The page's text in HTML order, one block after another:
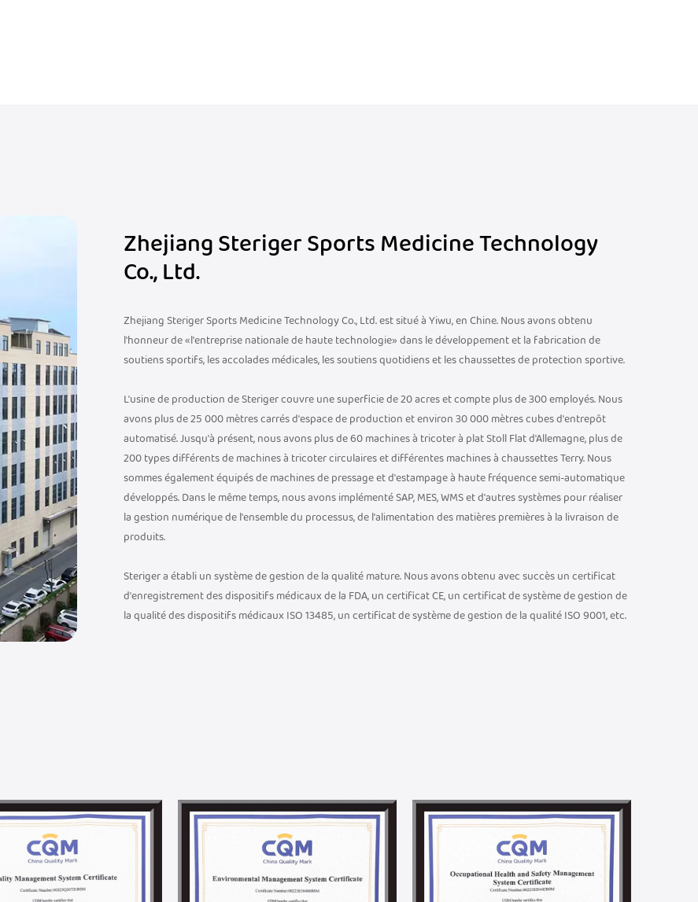
que vous faisiez du vélo, que vous jouiez au football ou que vous souteniez des poids, le
Avec des avantages tels que l'amélioration de la circulation, la réduction de la fatigue
de mollet pendant une activité physique intense, le manchon du mollet est un investissement
Zhejiang Steriger Sports Medicine Technology
Co., Ltd.
Zhejiang Steriger Sports Medicine Technology Co., Ltd. est situé à Yiwu, en Chine. Nous avons obtenu
l'honneur de «l'entreprise nationale de haute technologie» dans le développement et la fabrication de
soutiens sportifs, les accolades médicales, les soutiens quotidiens et les chaussettes de protection sportive.
L'usine de production de Steriger couvre une superficie de 20 acres et compte plus de 300 employés. Nous
avons plus de 25 000 mètres carrés d'espace de production et environ 30 000 mètres cubes d'entrepôt
automatisé. Jusqu'à présent, nous avons plus de 60 machines à tricoter à plat Stoll Flat d'Allemagne, plus de
200 types différents de machines à tricoter circulaires et différentes machines à chaussettes Terry. Nous
sommes également équipés de machines de pressage et d'estampage à haute fréquence semi-automatique
développés. Dans le même temps, nous avons implémenté SAP, MES, WMS et d'autres systèmes pour réaliser
la gestion numérique de l'ensemble du processus, de l'alimentation des matières premières à la livraison de
produits.
Steriger a établi un système de gestion de la qualité mature. Nous avons obtenu avec succès un certificat
d'enregistrement des dispositifs médicaux de la FDA, un certificat CE, un certificat de système de gestion de
la qualité des dispositifs médicaux ISO 13485, un certificat de système de gestion de la qualité ISO 9001, etc.
Steriger a toujours apprécié et assuré les responsabilités sociales en organisant des activités de protection
sociale et de développement des employés. Avec la mise en œuvre d'un projet de production d'énergie
solaire et d'autres projets d'économie d'énergie, nous visons à construire une usine respectueuse de
l'environnement. À ce jour, nous avons obtenu ISO 14001, IS0 45001, BSCI, CSR, Smeta 4P, Higg FEM et